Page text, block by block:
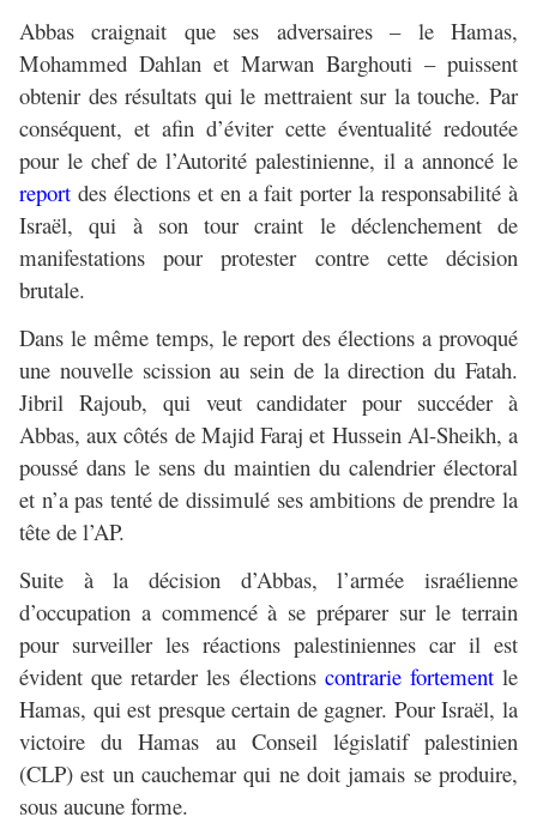
Abbas craignait que ses adversaires – le Hamas,
Mohammed Dahlan et Marwan Barghouti – puissent
obtenir des résultats qui le mettraient sur la touche. Par
conséquent, et afin d’éviter cette éventualité redoutée
pour le chef de l’Autorité palestinienne, il a annoncé le
report des élections et en a fait porter la responsabilité à
Israël, qui à son tour craint le déclenchement de
manifestations pour protester contre cette décision
brutale.
Dans le même temps, le report des élections a provoqué
une nouvelle scission au sein de la direction du Fatah.
Jibril Rajoub, qui veut candidater pour succéder à
Abbas, aux côtés de Majid Faraj et Hussein Al-Sheikh, a
poussé dans le sens du maintien du calendrier électoral
et n’a pas tenté de dissimulé ses ambitions de prendre la
tête de l’AP.
Suite à la décision d’Abbas, l’armée israélienne
d’occupation a commencé à se préparer sur le terrain
pour surveiller les réactions palestiniennes car il est
évident que retarder les élections contrarie fortementle
Hamas, qui est presque certain de gagner. Pour Israël, la
victoire du Hamas au Conseil législatif palestinien
(CLP) est un cauchemar qui ne doit jamais se produire,
sous aucune forme.